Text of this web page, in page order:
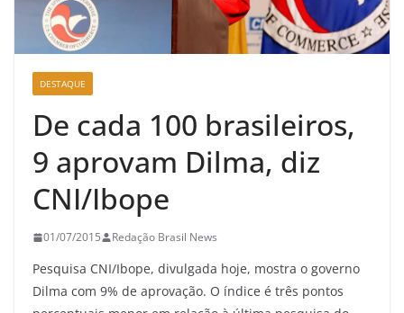
DESTAQUE
De cada 100 brasileiros,
9 aprovam Dilma, diz
CNI/Ibope
01/07/2015 Redação Brasil News
Pesquisa CNI/Ibope, divulgada hoje, mostra o governo
Dilma com 9% de aprovação. O índice é três pontos